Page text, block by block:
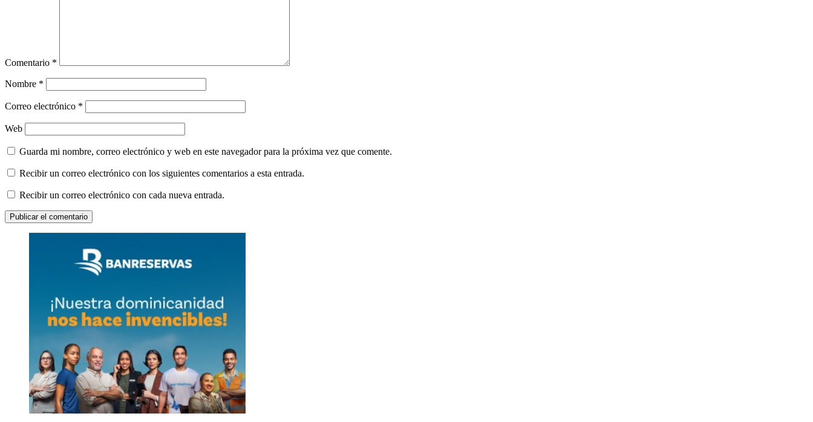
Comentario *
Nombre *
Correo electrónico *
Web
Guarda mi nombre, correo electrónico y web en este navegador para la próxima vez que comente.
Recibir un correo electrónico con los siguientes comentarios a esta entrada.
Recibir un correo electrónico con cada nueva entrada.